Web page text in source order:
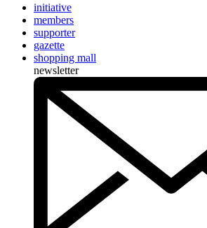
initiative
members
supporter
gazette
shopping mall
newsletter